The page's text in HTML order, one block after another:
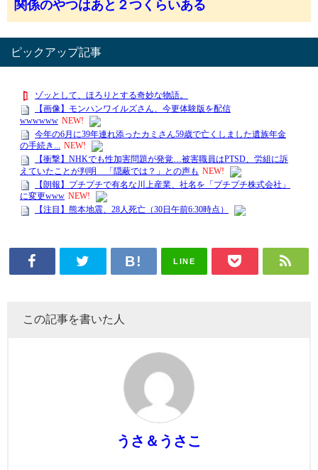
関係のやつはあと２つくらいある
ピックアップ記事
LINE
この記事を書いた人
うさ＆うさこ